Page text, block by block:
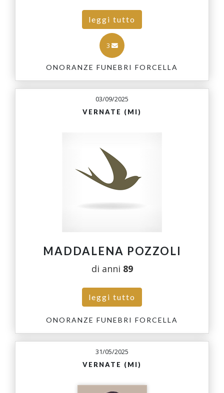
leggi tutto
3
ONORANZE FUNEBRI FORCELLA
03/09/2025
VERNATE (MI)
MADDALENA POZZOLI
di anni 89
leggi tutto
ONORANZE FUNEBRI FORCELLA
31/05/2025
VERNATE (MI)